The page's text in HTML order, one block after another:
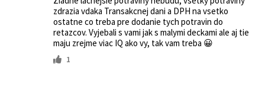
zdrazia vdaka Transakcnej dani a DPH na vsetko
ostatne co treba pre dodanie tych potravin do
retazcov. Vyjebali s vami jak s malymi deckami ale aj tie
maju zrejme viac IQ ako vy, tak vam treba 😀
1